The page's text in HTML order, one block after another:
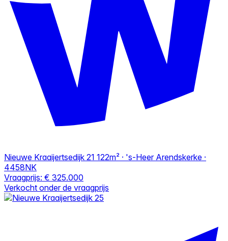
Nieuwe Kraaijertsedijk 21 122m² · 's-Heer Arendskerke ·
4458NK
Vraagprijs: € 325.000
Verkocht onder de vraagprijs